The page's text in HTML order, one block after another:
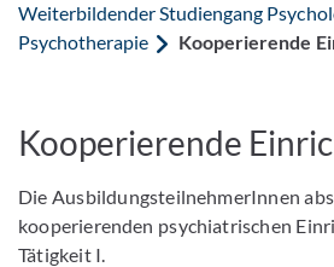
Weiterbildender Studiengang
Psychotherapie
Kooperierende
Kooperierende
Die AusbildungsteilnehmerInnen
kooperierenden psychiatrischen
Tätigkeit I.